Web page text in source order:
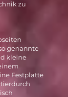
zu
genannte
kleine
Festplatte